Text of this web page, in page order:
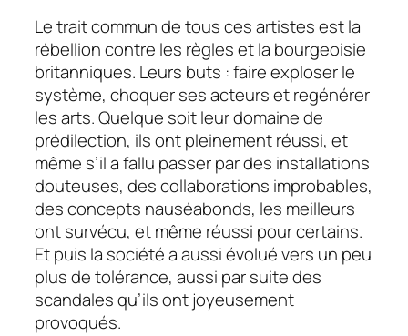
Le trait commun de tous ces artistes est la
rébellion contre les règles et la bourgeoisie
britanniques. Leurs buts : faire exploser le
système, choquer ses acteurs et regénérer
les arts. Quelque soit leur domaine de
prédilection, ils ont pleinement réussi, et
même s’il a fallu passer par des installations
douteuses, des collaborations improbables,
des concepts nauséabonds, les meilleurs
ont survécu, et même réussi pour certains.
Et puis la société a aussi évolué vers un peu
plus de tolérance, aussi par suite des
scandales qu’ils ont joyeusement
provoqués.